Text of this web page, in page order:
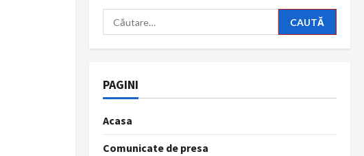
Caută
după:
PAGINI
Acasa
Comunicate de presa